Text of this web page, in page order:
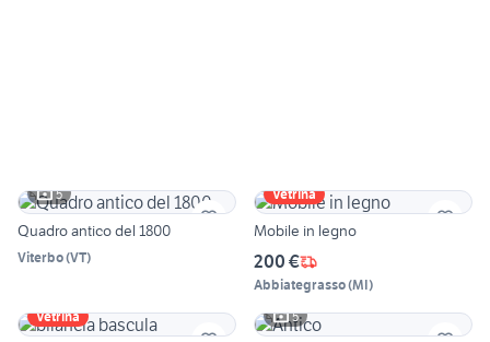
5
Quadro antico del 1800
Viterbo(VT)
Vetrina
Mobile in legno
200 €
Abbiategrasso(MI)
Vetrina
5